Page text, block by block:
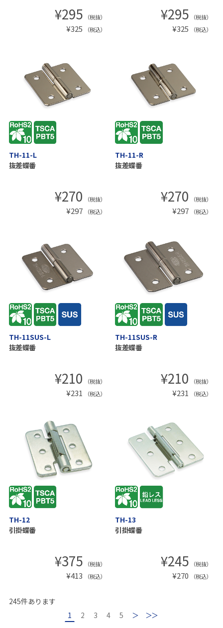
¥295 （税抜）
¥325 （税込）
¥295 （税抜）
¥325 （税込）
TH-11-L
抜差蝶番
¥270 （税抜）
¥297 （税込）
TH-11-R
抜差蝶番
¥270 （税抜）
¥297 （税込）
TH-11SUS-L
抜差蝶番
¥210 （税抜）
¥231 （税込）
TH-11SUS-R
抜差蝶番
¥210 （税抜）
¥231 （税込）
TH-12
引掛蝶番
¥375 （税抜）
¥413 （税込）
TH-13
引掛蝶番
¥245 （税抜）
¥270 （税込）
245件あります
1
2 3 4 5 次 最後